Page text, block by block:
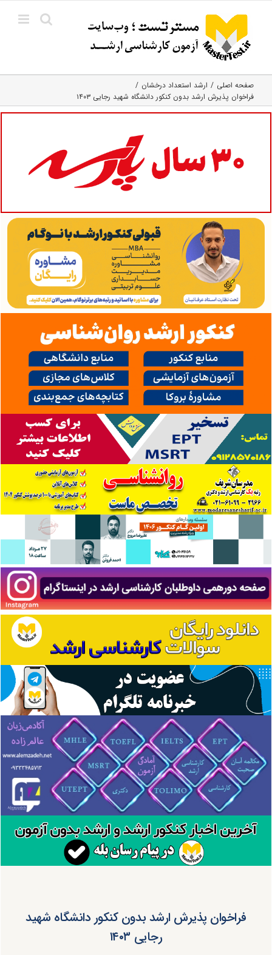
content
صفحه اصلی
ارشد استعداد درخشان
فراخوان پذیرش ارشد بدون کنکور دانشگاه شهید رجایی ۱۴۰۳
فراخوان پذیرش ارشد بدون کنکور دانشگاه شهید
رجایی ۱۴۰۳